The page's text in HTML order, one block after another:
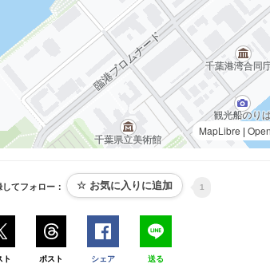
MapLibre |
てフォロー： 1
ト ポスト シェア 送る